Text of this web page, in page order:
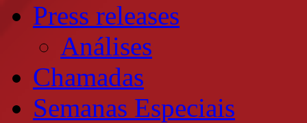
Press releases
Análises
Chamadas
Semanas Especiais